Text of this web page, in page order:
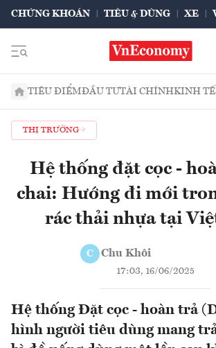
CHỨNG KHOÁN TIÊU & DÙNG XE
TIÊU ĐIỂMĐẦU TƯTÀI CHÍNHKINH TẾ
THỊ TRƯỜNG
Hệ thống đặt cọc -
chai: Hướng đi mới
rác thải nhựa tại
C Chu Khôi
17:03, 16/06/2025
Hệ thống Đặt cọc - hoàn trả
hình người tiêu dùng mang